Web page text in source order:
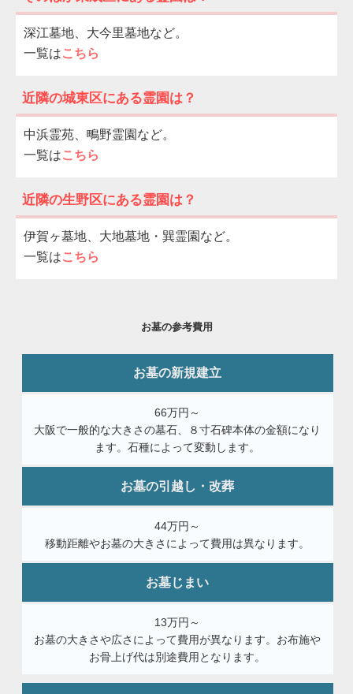
深江墓地、大今里墓地など。
一覧はこちら
近隣の城東区にある霊園は？
中浜霊苑、鴫野霊園など。
一覧はこちら
近隣の生野区にある霊園は？
伊賀ヶ墓地、大地墓地・巽霊園など。
一覧はこちら
お墓の参考費用
お墓の新規建立
66万円～
大阪で一般的な大きさの墓石、８寸石碑本体の金額になり
ます。石種によって変動します。
お墓の引越し・改葬
44万円～
移動距離やお墓の大きさによって費用は異なります。
お墓じまい
13万円～
お墓の大きさや広さによって費用が異なります。お布施や
お骨上げ代は別途費用となります。